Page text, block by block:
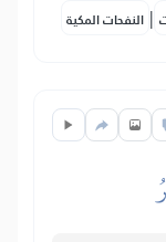
النفحات المكية |